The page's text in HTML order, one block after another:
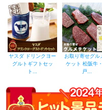
ヤスダ ドリンクヨー
グルトギフトセッ
ト...
お取り寄せグル
ケット 松阪牛
戸...